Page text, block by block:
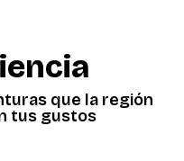
que la región
tus gustos